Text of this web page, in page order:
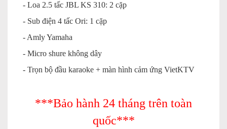
- Loa 2.5 tấc JBL KS 310: 2 cặp
- Sub điện 4 tấc Ori: 1 cặp
- Amly Yamaha
- Micro shure không dây
- Trọn bộ đầu karaoke + màn hình cảm ứng VietKTV
***Bảo hành 24 tháng trên toàn
quốc***